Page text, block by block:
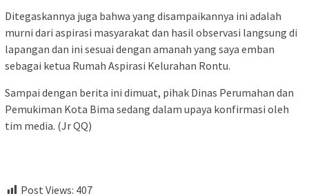
Ditegaskannya juga bahwa yang disampaikannya ini adalah
murni dari aspirasi masyarakat dan hasil observasi langsung di
lapangan dan ini sesuai dengan amanah yang saya emban
sebagai ketua Rumah Aspirasi Kelurahan Rontu.
Sampai dengan berita ini dimuat, pihak Dinas Perumahan dan
Pemukiman Kota Bima sedang dalam upaya konfirmasi oleh
tim media. (Jr QQ)
Post Views: 407